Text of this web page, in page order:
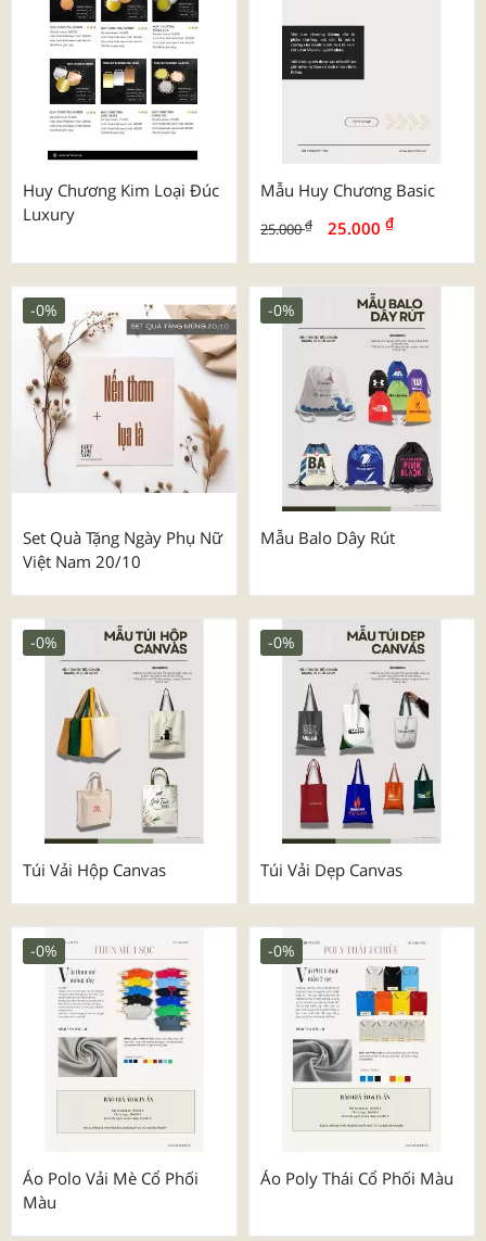
Huy Chương Kim Loại Đúc
Luxury
Mẫu Huy Chương Basic
25.000₫ 25.000 ₫
Set Quà Tặng Ngày Phụ Nữ
Việt Nam 20/10
-0%
Mẫu Balo Dây Rút
-0%
Túi Vải Hộp Canvas
-0%
Túi Vải Dẹp Canvas
-0%
Áo Polo Vải Mè Cổ Phối
Màu
-0%
Áo Poly Thái Cổ Phối Màu
-0%